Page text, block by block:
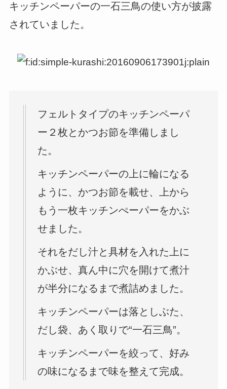
キッチンペーパーの一石三鳥の使い方が披露
されていました。
フェルトタイプのキッチンペーパ
ー２枚とかつお節を準備しまし
た。
キッチンペーパーの上に輪になる
ように、かつお節を載せ、上から
もう一枚キッチンぺーパーをかぶ
せました。
それをだし汁と具材を入れた上に
かぶせ、真ん中に穴を開けて煮汁
が半分になるまで煮詰めました。
キッチンペーパーは落としぶた、
だし袋、あく取りで“一石三鳥”。
キッチンペーパーを絞って、好み
の味になるまで味を整えて完成。